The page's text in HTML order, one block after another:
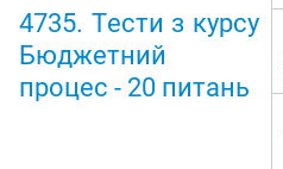
4735. Тести з курсу
Бюджетний
процес - 20 питань